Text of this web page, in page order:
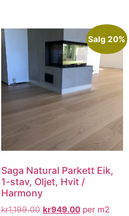
Salg 20%
Saga Natural Parkett Eik,
1-stav, Oljet, Hvit /
Harmony
kr1,199.00 kr949.00per m2